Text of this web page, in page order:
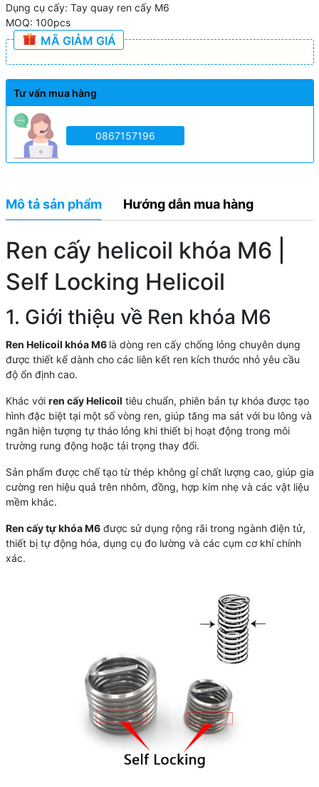
Dụng cụ cấy: Tay quay ren cấy M6
MOQ: 100pcs
MÃ GIẢM GIÁ
Tư vấn mua hàng
0867157196
Mô tả sản phẩm Hướng dẫn mua hàng
Ren cấy helicoil khóa M6 |
Self Locking Helicoil
1. Giới thiệu về Ren khóa M6
Ren Helicoil khóa M6 là dòng ren cấy chống lỏng chuyên dụng
được thiết kế dành cho các liên kết ren kích thước nhỏ yêu cầu
độ ổn định cao.
Khác với ren cấy Helicoil tiêu chuẩn, phiên bản tự khóa được tạo
hình đặc biệt tại một số vòng ren, giúp tăng ma sát với bu lông và
ngăn hiện tượng tự tháo lỏng khi thiết bị hoạt động trong môi
trường rung động hoặc tải trọng thay đổi.
Sản phẩm được chế tạo từ thép không gỉ chất lượng cao, giúp gia
cường ren hiệu quả trên nhôm, đồng, hợp kim nhẹ và các vật liệu
mềm khác.
Ren cấy tự khóa M6được sử dụng rộng rãi trong ngành điện tử,
thiết bị tự động hóa, dụng cụ đo lường và các cụm cơ khí chính
xác.